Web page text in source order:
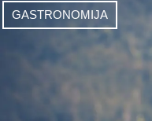
GASTRONOMIJA